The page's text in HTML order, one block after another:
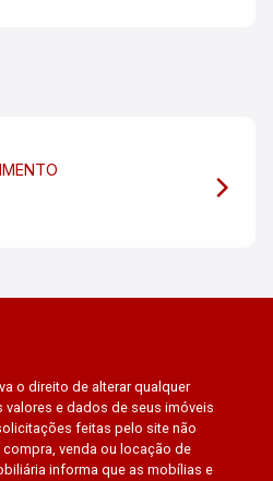
o direito de alterar qualquer
e dados de seus imóveis
feitas pelo site não
venda ou locação de
informa que as mobílias e